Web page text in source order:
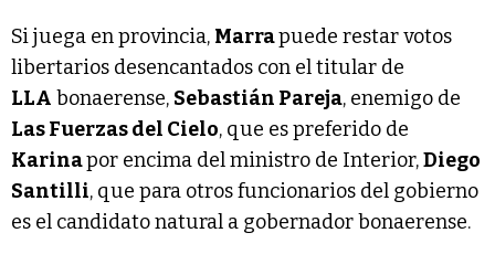
Si juega en provincia, Marrapuede restar votos
libertarios desencantados con el titular de
LLA bonaerense, Sebastián Pareja, enemigo de
Las Fuerzas del Cielo, que es preferido de
Karinapor encima del ministro de Interior,Diego
Santilli, que para otros funcionarios del gobierno
es el candidato natural a gobernador bonaerense.